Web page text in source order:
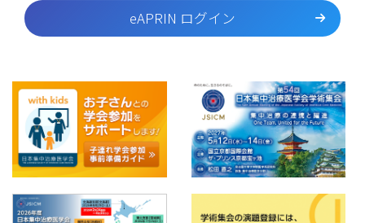
eAPRIN ログイン